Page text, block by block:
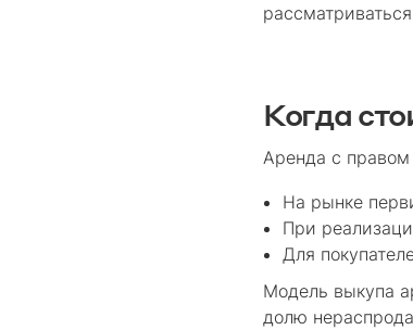
Когда
Аренда с
На рынке
При
Для
Модель выкупа
долю